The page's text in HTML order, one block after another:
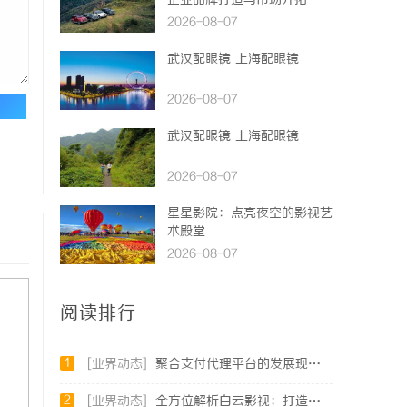
2026-08-07
武汉配眼镜 上海配眼镜
2026-08-07
武汉配眼镜 上海配眼镜
2026-08-07
星星影院：点亮夜空的影视艺
术殿堂
2026-08-07
阅读排行
1 [业界动态] 聚合支付代理平台的发展现状与未来机遇深度解析
2 [业界动态] 全方位解析白云影视：打造精彩视听盛宴的新锐平台